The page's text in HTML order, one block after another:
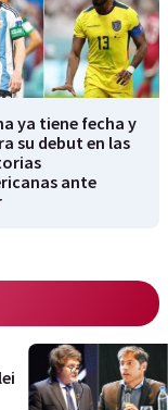
ya tiene fecha y
su debut en las
ante